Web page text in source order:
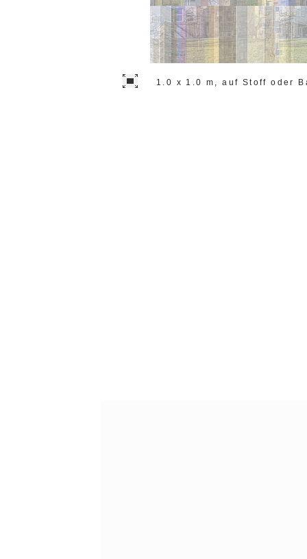
1.0 x 1.0 m, auf Stoff oder